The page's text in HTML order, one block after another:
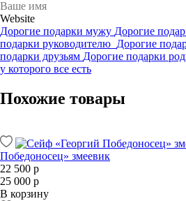
Website
Дорогие подарки мужу Дорогие
подарки руководителю Дорогие
подарки друзьям Дорогие подарки
у которого все есть
Похожие товары
Победоносец» змеевик
22 500 р
25 000 р
В корзину